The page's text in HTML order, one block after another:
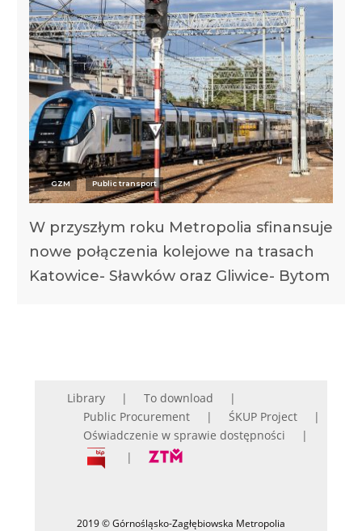
GZM Public transport
W przyszłym roku Metropolia sfinansuje
nowe połączenia kolejowe na trasach
Katowice- Sławków oraz Gliwice- Bytom
Library
To download
Public Procurement
ŚKUP Project
Oświadczenie w sprawie dostępności
2019 © Górnośląsko-Zagłębiowska Metropolia